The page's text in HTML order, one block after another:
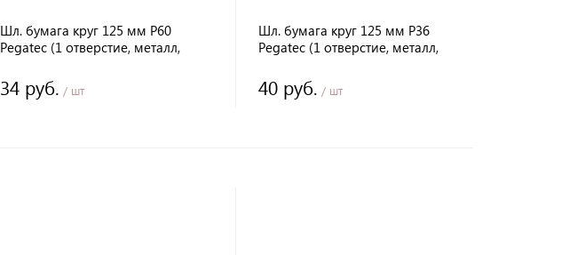
Шл. бумага круг 125 мм Р60
Pegatec (1 отверстие, металл,
34 руб. / шт
Шл. бумага круг 125 мм Р36
Pegatec (1 отверстие, металл,
40 руб. / шт